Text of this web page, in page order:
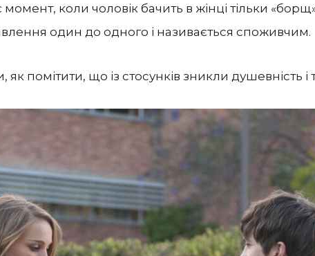
коли чоловік бачить в жінці тільки
один до одного і називається споживчим.
помітити, що із стосунків зникли душевність і